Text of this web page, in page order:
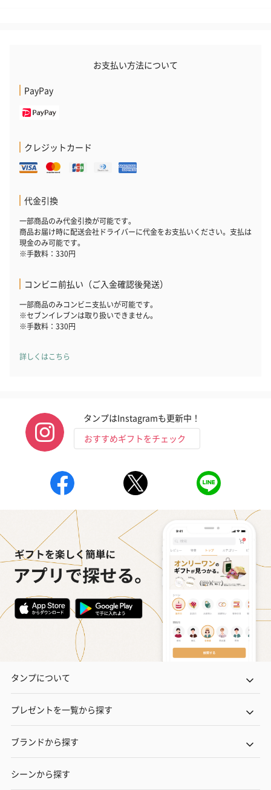
お支払い方法について
PayPay
クレジットカード
代金引換
一部商品のみ代金引換が可能です。
商品お届け時に配送会社ドライバーに代金をお支払いください。支払は
現金のみ可能です。
※手数料：330円
コンビニ前払い（ご入金確認後発送）
一部商品のみコンビニ支払いが可能です。
※セブンイレブンは取り扱いできません。
※手数料：330円
詳しくはこちら
タンプはInstagramも更新中！
おすすめギフトをチェック
タンプについて
プレゼントを一覧から探す
ブランドから探す
シーンから探す